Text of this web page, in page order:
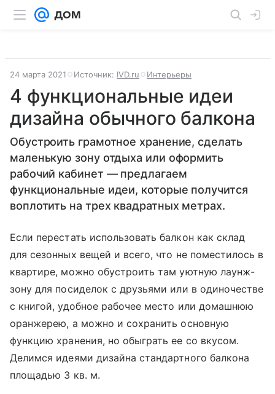
24 марта 2021 Источник: IVD.ru Интерьеры
4 функциональные идеи
дизайна обычного балкона
Обустроить грамотное хранение, сделать
маленькую зону отдыха или оформить
рабочий кабинет — предлагаем
функциональные идеи, которые получится
воплотить на трех квадратных метрах.
Если перестать использовать балкон как склад
для сезонных вещей и всего, что не поместилось в
квартире, можно обустроить там уютную лаунж-
зону для посиделок с друзьями или в одиночестве
с книгой, удобное рабочее место или домашнюю
оранжерею, а можно и сохранить основную
функцию хранения, но обыграть ее со вкусом.
Делимся идеями дизайна стандартного балкона
площадью 3 кв. м.